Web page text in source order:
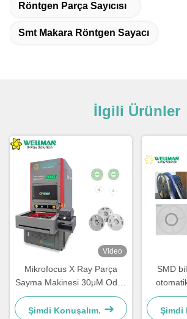
Röntgen Parça Sayıcısı
Smt Makara Röntgen Sayacı
İlgili Ürünler
Video
Mikrofocus X Ray Parça
Sayma Makinesi 30μM Odak
Noktası 80kV 17" FPD
Şimdi Konuşalım.
SMD
Şimdi